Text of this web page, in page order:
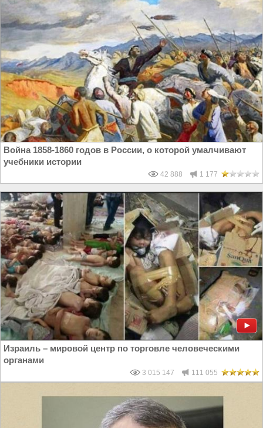
Война 1858-1860 годов в России, о которой умалчивают
учебники истории
42 888 1 177
Израиль – мировой центр по торговле человеческими
органами
3 015 147 111 055